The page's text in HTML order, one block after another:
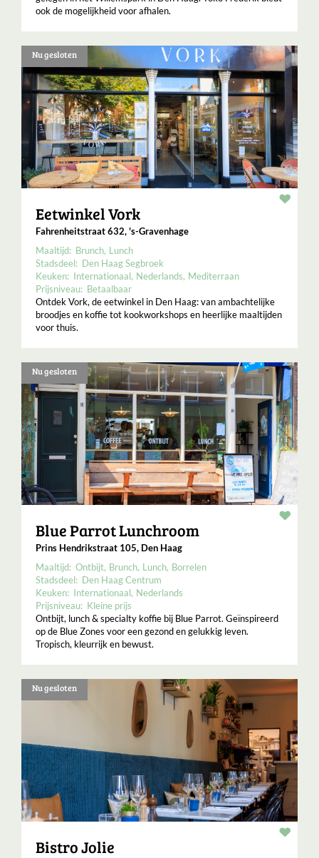
ook de mogelijkheid voor afhalen.
Nu gesloten
Eetwinkel Vork
Fahrenheitstraat 632, 's-Gravenhage
Maaltijd: Brunch Lunch
Stadsdeel: Den Haag Segbroek
Keuken: Internationaal Nederlands Mediterraan
Prijsniveau: Betaalbaar
Ontdek Vork, de eetwinkel in Den Haag: van ambachtelijke
broodjes en koffie tot kookworkshops en heerlijke maaltijden
voor thuis.
Nu gesloten
Blue Parrot Lunchroom
Prins Hendrikstraat 105, Den Haag
Maaltijd: Ontbijt Brunch Lunch Borrelen
Stadsdeel: Den Haag Centrum
Keuken: Internationaal Nederlands
Prijsniveau: Kleine prijs
Ontbijt, lunch & specialty koffie bij Blue Parrot. Geïnspireerd
op de Blue Zones voor een gezond en gelukkig leven.
Tropisch, kleurrijk en bewust.
Nu gesloten
Bistro Jolie